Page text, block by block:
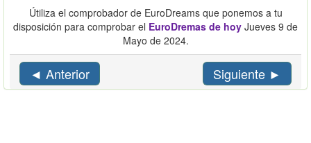
Útiliza el comprobador de EuroDreams que ponemos a tu
disposición para comprobar el EuroDremas de hoy Jueves 9 de
Mayo de 2024.
◄ Anterior Siguiente ►